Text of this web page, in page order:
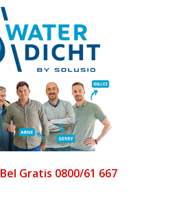
Bel Gratis 0800/61 667